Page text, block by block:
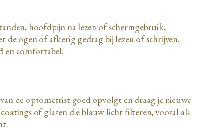
hoofdpijn na lezen of schermgebruik,
de ogen of afkerig gedrag bij lezen of schrijven.
en comfortabel.
de optometrist goed opvolgt en draag je nieuwe
of glazen die blauw licht filteren, vooral als